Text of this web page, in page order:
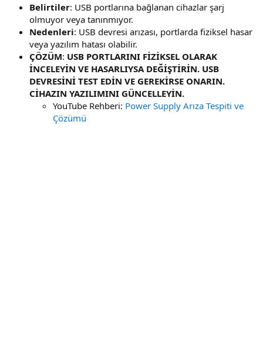
Belirtiler: USB portlarına bağlanan cihazlar şarj
olmuyor veya tanınmıyor.
Nedenleri: USB devresi arızası, portlarda fiziksel hasar
veya yazılım hatası olabilir.
ÇÖZÜM: USB PORTLARINI FİZİKSEL OLARAK
İNCELEYİN VE HASARLIYSA DEĞİŞTİRİN. USB
DEVRESİNİ TEST EDİN VE GEREKİRSE ONARIN.
CİHAZIN YAZILIMINI GÜNCELLEYİN.
YouTube Rehberi: Power Supply Arıza Tespiti ve
Çözümü